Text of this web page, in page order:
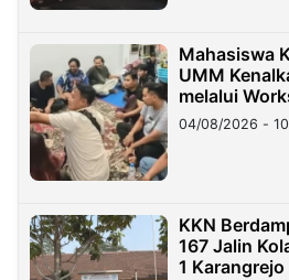
Mahasiswa
UMM
melalui
di Taiwan
04/08/2026 -
KKN
167 Jalin
1 Karangrejo